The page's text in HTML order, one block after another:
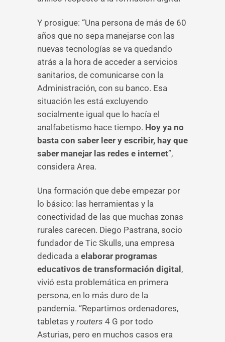
Y prosigue: “Una persona de más de 60
años que no sepa manejarse con las
nuevas tecnologías se va quedando
atrás a la hora de acceder a servicios
sanitarios, de comunicarse con la
Administración, con su banco. Esa
situación les está excluyendo
socialmente igual que lo hacía el
analfabetismo hace tiempo. Hoy ya no
basta con saber leer y escribir, hay que
saber manejar las redes e internet”,
considera Area.
Una formación que debe empezar por
lo básico: las herramientas y la
conectividad de las que muchas zonas
rurales carecen. Diego Pastrana, socio
fundador de Tic Skulls, una empresa
dedicada a elaborar programas
educativos de transformación digital ,
vivió esta problemática en primera
persona, en lo más duro de la
pandemia. “Repartimos ordenadores,
tabletas y routers 4 G por todo
Asturias, pero en muchos casos era